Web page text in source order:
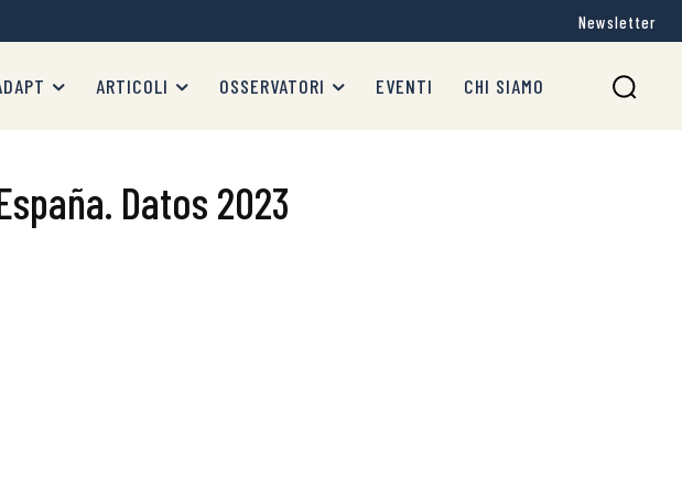
Newsletter
ARTICOLI OSSERVATORI EVENTI CHI SIAMO
Datos 2023